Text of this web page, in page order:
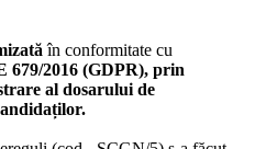
în conformitate cu
679/2016 (GDPR), prin
al dosarului de